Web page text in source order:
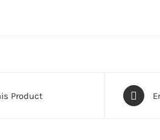
Product